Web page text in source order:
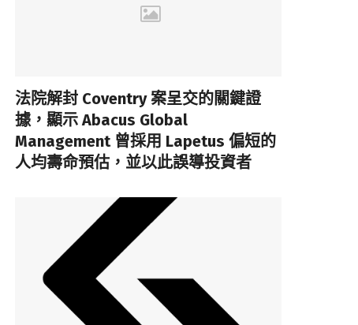
法院解封 Coventry 案呈交的關鍵證
據，顯示 Abacus Global
Management 曾採用 Lapetus 偏短的
人均壽命預估，並以此誤導投資者